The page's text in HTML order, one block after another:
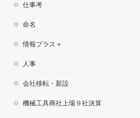
仕事考
命名
情報プラス＋
人事
会社移転・新設
機械工具商社上場９社決算